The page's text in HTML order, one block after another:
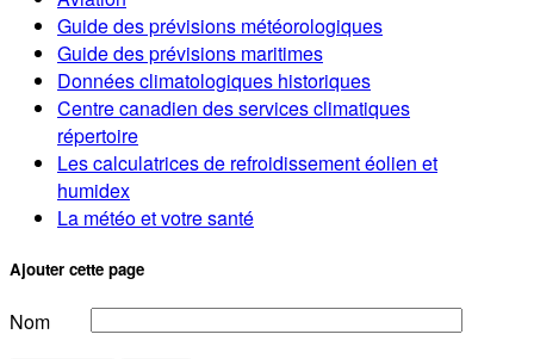
Guide des prévisions météorologiques
Guide des prévisions maritimes
Données climatologiques historiques
Centre canadien des services climatiques
répertoire
Les calculatrices de refroidissement éolien et
humidex
La météo et votre santé
Ajouter cette page
Nom